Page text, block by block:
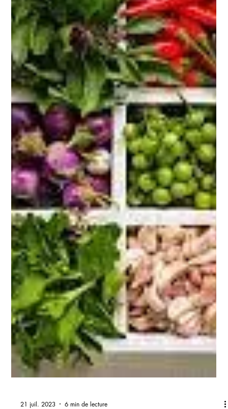
25 juil. 2023 4 min de lecture
Guide de conservation des aliments thaïs
La cuisine thaïlandaise est réputée pour ses saveurs vibrantes, ses
épices aromatiques et ses plats délectables. Que vous veniez de...